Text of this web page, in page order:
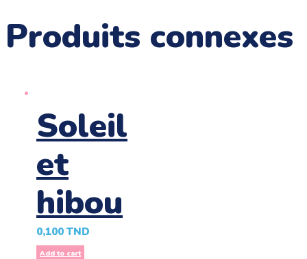
Produits connexes
Soleil
et
hibou
0,100 TND
Add to cart